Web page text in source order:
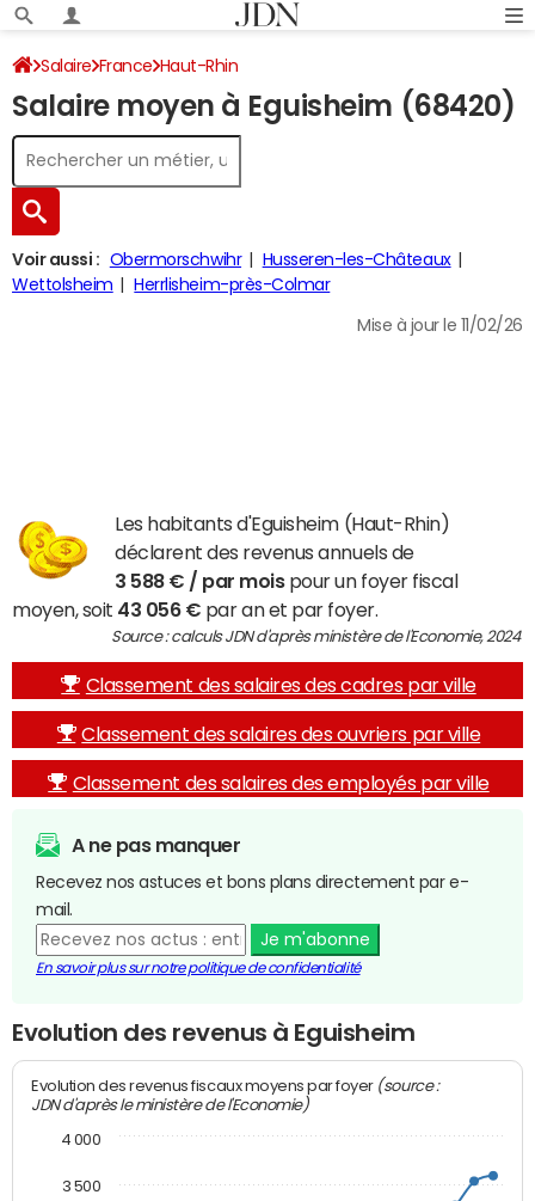
Salaire France Haut-Rhin
Salaire moyen à Eguisheim (68420)
Voir aussi : Obermorschwihr
Husseren-les-Châteaux
Wettolsheim
Herrlisheim-près-Colmar
Mise à jour le 11/02/26
Les habitants d'Eguisheim (Haut-Rhin)
déclarent des revenus annuels de
3 588 € / par moispour un foyer fiscal
moyen, soit 43 056 € par an et par foyer.
Source : calculs JDN d'après ministère de l'Economie, 2024
Classement des salaires des cadres par ville
Classement des salaires des ouvriers par ville
Classement des salaires des employés par ville
A ne pas manquer
Recevez nos astuces et bons plans directement par e-
mail.
Je m'abonne
En savoir plus sur notre politique de confidentialité
Evolution des revenus à Eguisheim
Evolution des revenus fiscaux moyens par foyer (source :
JDN d'après le ministère de l'Economie)
3 500
4 000